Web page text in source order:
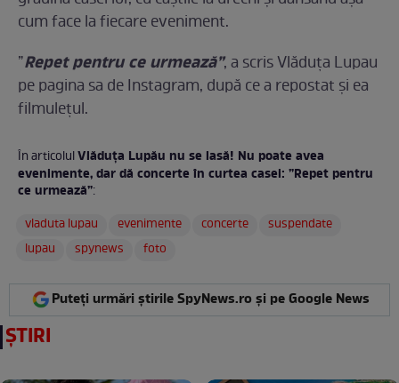
cum face la fiecare eveniment.
”Repet pentru ce urmează”, a scris Vlăduța Lupau
pe pagina sa de Instagram, după ce a repostat și ea
filmulețul.
În articolulVlăduța Lupău nu se lasă! Nu poate avea
evenimente, dar dă concerte în curtea casei: ”Repet pentru
ce urmează”:
vladuta lupau
evenimente concerte
suspendate
lupau
spynews foto
Puteți urmări știrile SpyNews.ro și pe Google News
ȘTIRI